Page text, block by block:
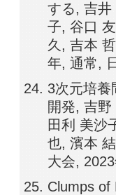
する, 吉
子, 谷口
久, 吉本
年, 通常,
3次元培養
開発, 吉
田利 美沙
也, 濱本
大会,
Clumps of